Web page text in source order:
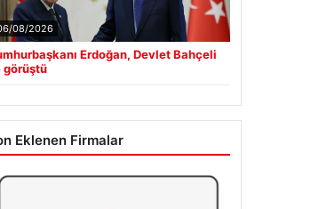
08/2026
Erdoğan, Devlet Bahçeli
görüştü
Eklenen Firmalar